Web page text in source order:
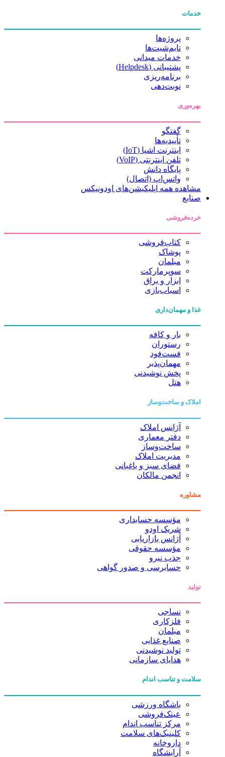
خدمات
پروژه‌ها
تایم‌شیت‌ها
خدمات میدانی
پشتیبانی (Helpdesk)
برنامه‌ریزی
نوبت‌دهی
بهره‌وری
گفتگو
تأییدیه‌ها
اینترنت اشیا (IoT)
تلفن اینترنتی (VoIP)
پایگاه دانش
واتس‌اپ (اتصال)
مشاهده همه اپلیکیشن‌های اودونیکس
صنایع
خرده‌فروشی
کتاب‌فروشی
پوشاک
مبلمان
سوپرمارکت
ابزار و یراق
اسباب‌بازی
غذا و مهمان‌داری
بار و کافه
رستوران
فست‌فود
مهمان‌پذیر
پخش نوشیدنی
هتل
املاک و ساخت‌وساز
آژانس املاک
دفتر معماری
ساخت‌وساز
مدیریت املاک
فضای سبز و باغبانی
انجمن مالکان
مشاوره
مؤسسه حسابداری
شریک اودو
آژانس بازاریابی
مؤسسه حقوقی
جذب نیرو
حسابرسی و صدور گواهی
تولید
نساجی
فلزکاری
مبلمان
صنایع غذایی
تولید نوشیدنی
هدایای سازمانی
سلامت و تناسب اندام
باشگاه ورزشی
عینک‌فروشی
مرکز تناسب اندام
کلینیک‌های سلامت
داروخانه
آرایشگاه